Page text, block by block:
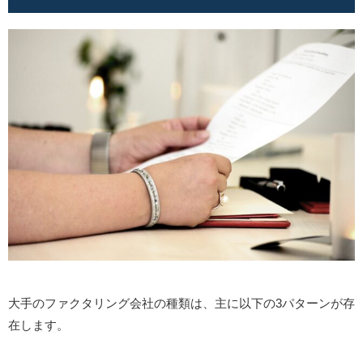
大手のファクタリング会社の種類は、主に以下の3パターンが存
在します。